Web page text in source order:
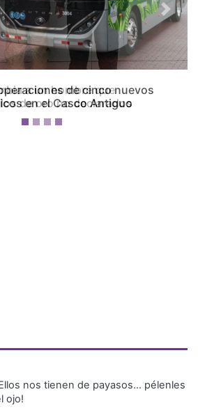
a un hombre que
de oro no declarados
Next
nos tienen de payasos… pélenles
ojo!